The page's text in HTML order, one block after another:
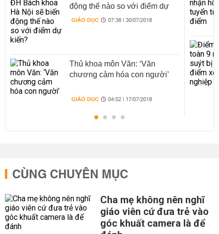
động thế nào so với điểm dự
kiến?
GIÁO DỤC 07:38 | 30/07/2018
Thủ khoa môn Văn: ‘Văn
chương cảm hóa con người’
GIÁO DỤC 04:02 | 17/07/2018
CÙNG CHUYÊN MỤC
Cha mẹ không nên nghĩ
giáo viên cứ đưa trẻ vào
góc khuất camera là để